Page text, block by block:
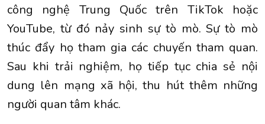
công nghệ Trung Quốc trên TikTok hoặc
YouTube, từ đó nảy sinh sự tò mò. Sự tò mò
thúc đẩy họ tham gia các chuyến tham quan.
Sau khi trải nghiệm, họ tiếp tục chia sẻ nội
dung lên mạng xã hội, thu hút thêm những
người quan tâm khác.